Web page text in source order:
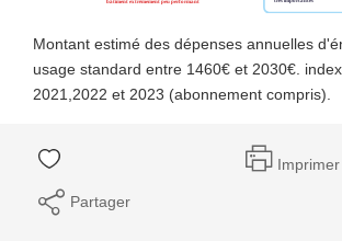
Montant estimé des dépenses annuelles
usage standard entre 1460€ et 2030€.
2021,2022 et 2023 (abonnement compris).
Imprimer
Partager